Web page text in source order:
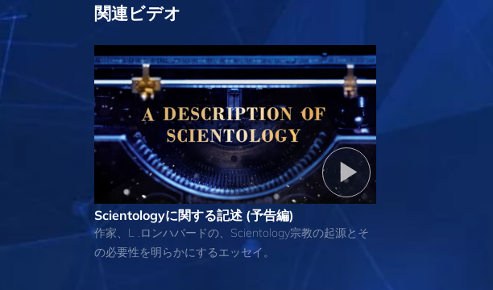
関連ビデオ
Scientologyに関する記述 (予告編)
作家、L .ロンハバードの、Scientology宗教の起源とそ
の必要性を明らかにするエッセイ。